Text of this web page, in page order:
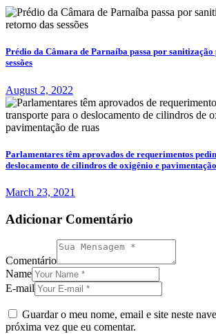
Prédio da Câmara de Parnaíba passa por
sessões
August 2, 2022
Parlamentares têm aprovados de requerimentos
deslocamento de cilindros de oxigênio e
March 23, 2021
Adicionar Comentário
Comentário
Name
E-mail
Guardar o meu nome, email e site neste
próxima vez que eu comentar.